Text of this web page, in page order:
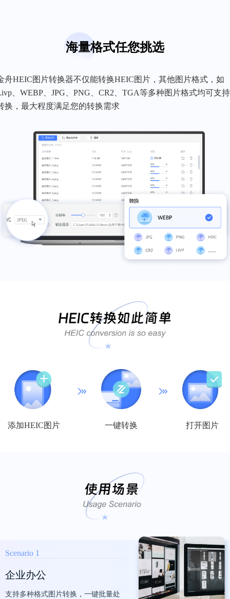
海量格式任您挑选
舟HEIC图片转换器不仅能转换HEIC图片，其他图片格式，如
、WEBP、JPG、PNG、CR2、TGA等多种图片格式均可支持
换，最大程度满足您的转换需求
添加HEIC图片 一键转换 打开图片
Scenario 1
企业办公
支持多种格式图片转换，一键批量处
文件一起压缩，速度也挺快的，希望能继续
坚持，让软件功能变得更强大~
好用的，推荐下载
界面比较好看